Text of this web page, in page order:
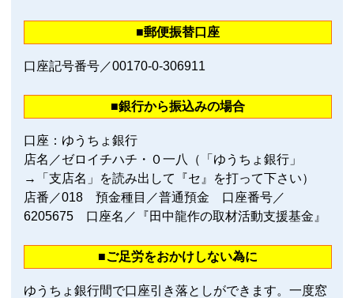
■郵便振替口座
口座記号番号／00170‐0‐306911
■銀行から振込みの場合
口座：ゆうちょ銀行
店名／ゼロイチハチ・０一八（「ゆうちょ銀行」
→「支店名」を読み出して『セ』を打って下さい）
店番／018 預金種目／普通預金 口座番号／
6205675 口座名／『田中龍作の取材活動支援基金』
■ご足労をおかけしない為に
ゆうちょ銀行間で口座引き落としができます。一度窓